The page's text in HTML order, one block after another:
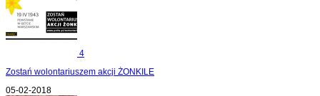
4
Zostań wolontariuszem akcji ŻONKILE
05-02-2018